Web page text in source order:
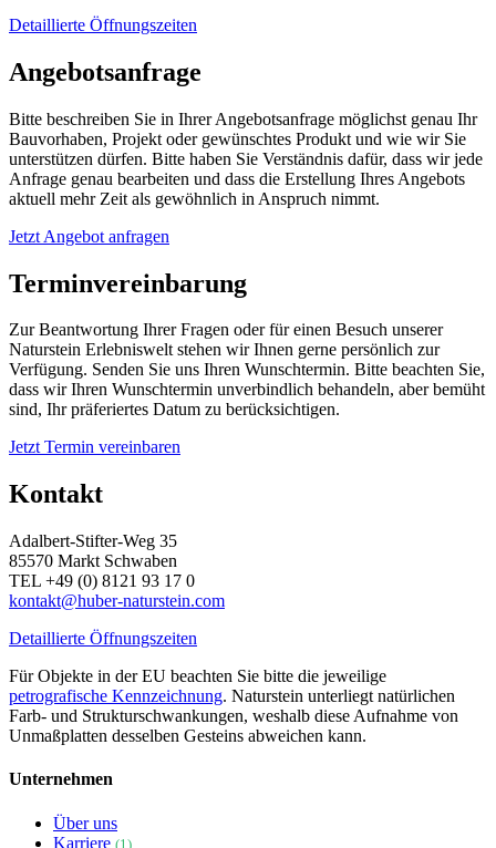
Detaillierte Öffnungszeiten
Angebotsanfrage
Bitte beschreiben Sie in Ihrer Angebotsanfrage möglichst genau Ihr
Bauvorhaben, Projekt oder gewünschtes Produkt und wie wir Sie
unterstützen dürfen. Bitte haben Sie Verständnis dafür, dass wir jede
Anfrage genau bearbeiten und dass die Erstellung Ihres Angebots
aktuell mehr Zeit als gewöhnlich in Anspruch nimmt.
Jetzt Angebot anfragen
Terminvereinbarung
Zur Beantwortung Ihrer Fragen oder für einen Besuch unserer
Naturstein Erlebniswelt stehen wir Ihnen gerne persönlich zur
Verfügung. Senden Sie uns Ihren Wunschtermin. Bitte beachten Sie,
dass wir Ihren Wunschtermin unverbindlich behandeln, aber bemüht
sind, Ihr präferiertes Datum zu berücksichtigen.
Jetzt Termin vereinbaren
Kontakt
Adalbert-Stifter-Weg 35
85570 Markt Schwaben
TEL +49 (0) 8121 93 17 0
kontakt@huber-naturstein.com
Detaillierte Öffnungszeiten
Für Objekte in der EU beachten Sie bitte die jeweilige
petrografische Kennzeichnung. Naturstein unterliegt natürlichen
Farb- und Strukturschwankungen, weshalb diese Aufnahme von
Unmaßplatten desselben Gesteins abweichen kann.
Unternehmen
Über uns
Karriere (1)